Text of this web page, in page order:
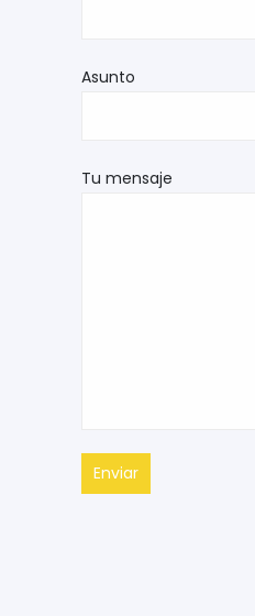
Asunto
Tu mensaje